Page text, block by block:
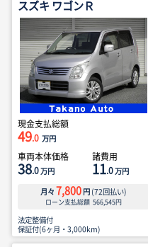
スズキ ワゴンＲ
現金支払総額
49.0 万円
車両本体価格
38.0万円
諸費用
11.0万円
月々 7,800 円 (72回払い)
ローン支払総額 566,545円
法定整備付
保証付(6ヶ月・3,000km)